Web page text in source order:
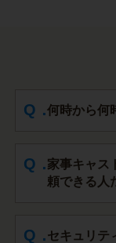
何時から何
家事キャス
頼できる人
セキュリテ